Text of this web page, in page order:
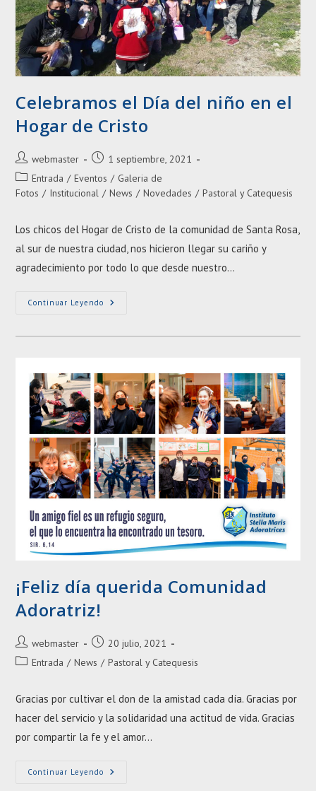
Celebramos el Día del niño en el
Hogar de Cristo
Autor
de
la
webmaster
Entrada
publicada:
1 septiembre, 2021
Categoría
de
Entrada / Eventos / Galeria de
Fotos / Institucional / News / Novedades / Pastoral y Catequesis
Los chicos del Hogar de Cristo de la comunidad de Santa Rosa,
al sur de nuestra ciudad, nos hicieron llegar su cariño y
agradecimiento por todo lo que desde nuestro…
Continuar Leyendo Celebramos
Del
Hogar
De
Cristo
¡Feliz día querida Comunidad
Adoratriz!
Autor
de
webmaster
Entrada
publicada:
20 julio, 2021
Categoría
entrada:
Entrada / News / Pastoral y Catequesis
Gracias por cultivar el don de la amistad cada día. Gracias por
hacer del servicio y la solidaridad una actitud de vida. Gracias
por compartir la fe y el amor…
Continuar Leyendo ¡Feliz